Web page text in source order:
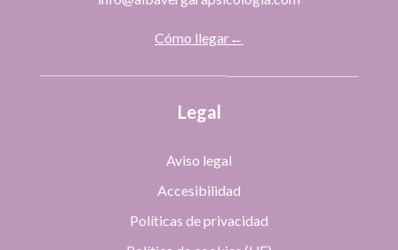
Cómo llegar←
Legal
Aviso legal
Accesibilidad
Políticas de privacidad